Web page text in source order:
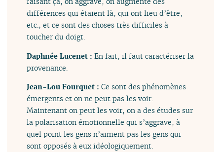
différences qui étaient là, qui ont lieu d’être,
etc., et ce sont des choses très difficiles à
toucher du doigt.
Daphnée Lucenet :En fait, il faut caractériser la
provenance.
Jean-Lou Fourquet :Ce sont des phénomènes
émergents et on ne peut pas les voir.
Maintenant on peut les voir, on a des études sur
la polarisation émotionnelle qui s’aggrave, à
quel point les gens n’aiment pas les gens qui
sont opposés à eux idéologiquement.